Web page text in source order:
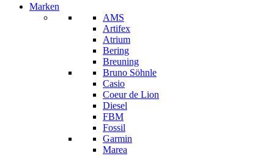
Marken
AMS
Artifex
Atrium
Bering
Breuning
Bruno Söhnle
Casio
Coeur de Lion
Diesel
FBM
Fossil
Garmin
Marea